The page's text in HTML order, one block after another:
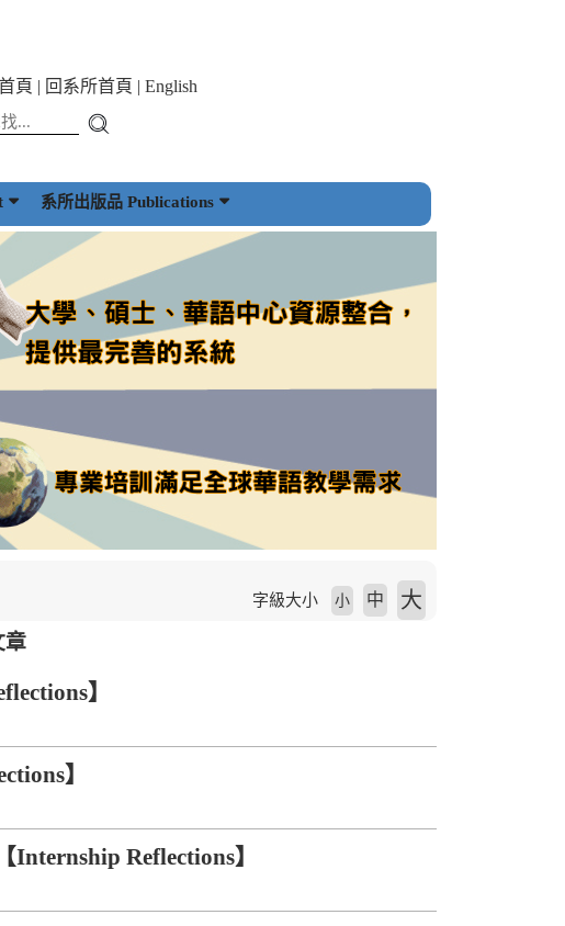
頁 回系所首頁 English
系所出版品 Publications
字級大小 小 中 大
章
】
】
Internship Reflections】